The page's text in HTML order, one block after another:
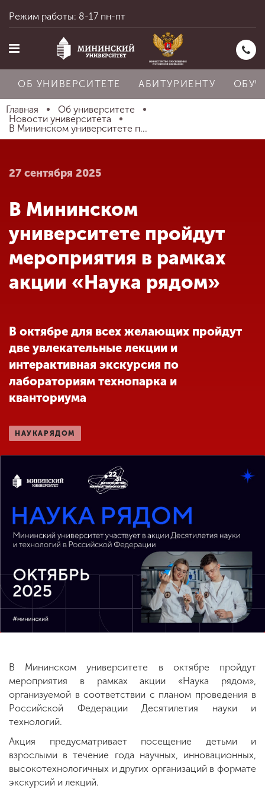
Главная
Абитуриенту
Обучение
Международная
деятельность
Другие виды
Студенческая жизнь
образовательной
организации
ENG SPN
Режим работы: 8-17 пн-пт
ОБ УНИВЕРСИТЕТЕ АБИТУРИЕНТУ
Главная
Об университете
Новости университета
В Мининском университете п...
27 сентября 2025
В Мининском
университете пройдут
мероприятия в рамках
акции «Наука рядом»
В октябре для всех желающих пройдут
две увлекательные лекции и
интерактивная экскурсия по
лабораториям технопарка и
кванториума
НАУКАРЯДОМ
В Мининском университете в октябре пройдут
мероприятия в рамках акции «Наука рядом»,
организуемой в соответствии с планом проведения в
Российской Федерации Десятилетия науки и
технологий.
Акция предусматривает посещение детьми и
взрослыми в течение года научных, инновационных,
высокотехнологичных и других организаций в формате
экскурсий и лекций.